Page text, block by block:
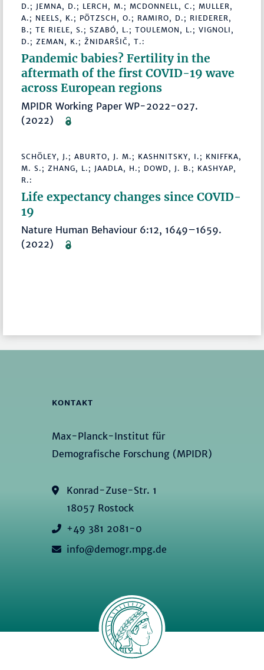
D.; JEMNA, D.; LERCH, M.; MCDONNELL, C.; MULLER,
A.; NEELS, K.; PÖTZSCH, O.; RAMIRO, D.; RIEDERER,
B.; TE RIELE, S.; SZABÓ, L.; TOULEMON, L.; VIGNOLI,
D.; ZEMAN, K.; ŽNIDARŠIČ, T.:
Pandemic babies? Fertility in the
aftermath of the first COVID-19 wave
across European regions
MPIDR Working Paper WP-2022-027.
(2022)
SCHÖLEY, J.; ABURTO, J. M.; KASHNITSKY, I.; KNIFFKA,
M. S.; ZHANG, L.; JAADLA, H.; DOWD, J. B.; KASHYAP,
R.:
Life expectancy changes since COVID-
19
Nature Human Behaviour 6:12, 1649–1659.
(2022)
KONTAKT
Max-Planck-Institut für
Demografische Forschung (MPIDR)
Konrad-Zuse-Str. 1
18057 Rostock
+49 381 2081-0
info@demogr.mpg.de